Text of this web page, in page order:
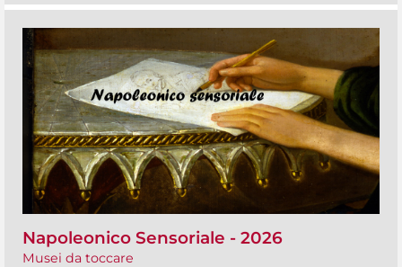
Napoleonico Sensoriale - 2026
Musei da toccare